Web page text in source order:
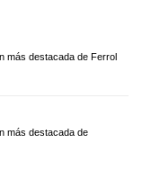
más destacada de Ferrol
más destacada de